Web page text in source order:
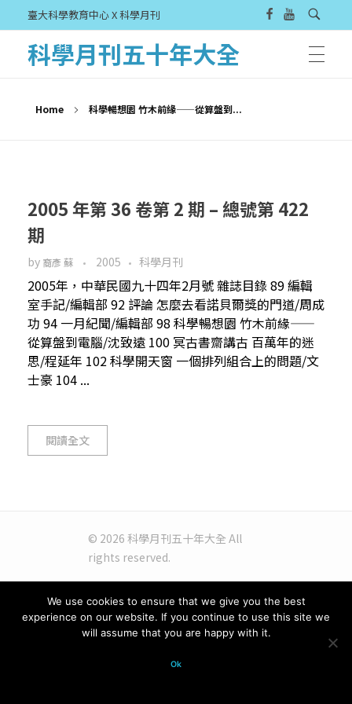
臺大科學教育中心 X 科學月刊
科學月刊五十年大全
Home 科學暢想園 竹木前緣——從算盤到...
2005 年第 36 卷第 2 期 – 總號第 422
期
by 裔彥 蘇 2005 科學月刊
2005年，中華民國九十四年2月號 雜誌目錄 89 編輯
室手記/編輯部 92 評論 怎麼去看諾貝爾獎的門道/周成
功 94 一月紀聞/編輯部 98 科學暢想園 竹木前緣——
從算盤到電腦/沈致遠 100 冥古書齋講古 百萬年的迷
思/程延年 102 科學開天窗 一個排列組合上的問題/文
士豪 104 ...
閱讀全文
© 2026 科學月刊五十年大全 All
rights reserved.
We use cookies to ensure that we give you the best
experience on our website. If you continue to use this site we
will assume that you are happy with it.
Ok